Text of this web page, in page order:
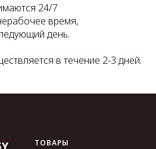
24/7
время,
день.
в течение 2-3 дней.
ТОВАРЫ